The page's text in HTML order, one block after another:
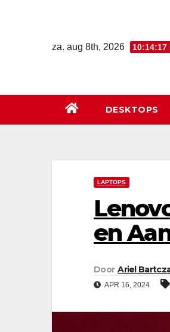
za. aug 8th, 2026 10:14:18
DESKTOPS
LAPTOPS
en
Door Ariel
APR 16, 2024